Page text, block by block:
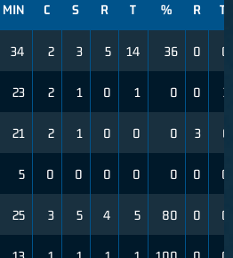
MIN C S R T % R T
34 2 3 5 14 36 0 0
23 2 1 0 1 0 0 3
21 2 1 0 0 0 3 6
5 0 0 0 0 0 0 0
25 3 5 4 5 80 0 0